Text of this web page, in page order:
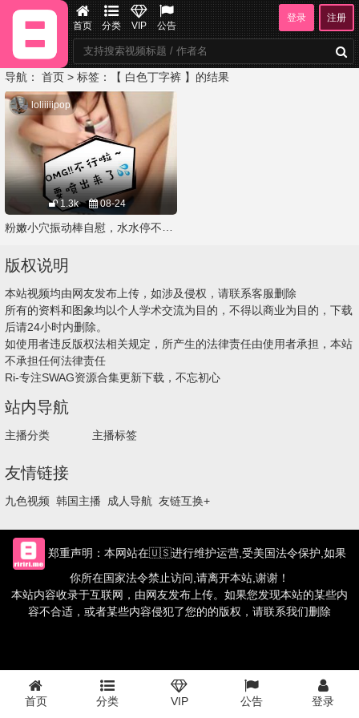
首页 分类 VIP 公告
登录 注册
导航： 首页 > 标签：【 白色丁字裤 】的结果
1.3k 08-24
loliiiiipop
版权说明
本站视频均由网友发布上传，如涉及侵权，请联系客服删除
所有的资料和图象均以个人学术交流为目的，不得以商业为目的，下载
后请24小时内删除。
如使用者违反版权法相关规定，所产生的法律责任由使用者承担，本站
不承担任何法律责任
Ri-专注SWAG资源合集更新下载，不忘初心
站内导航
主播分类 主播标签
友情链接
九色视频 韩国主播 成人导航 友链互换+
郑重声明：本网站在🇺🇸进行维护运营,受美国法令保护,如果
你所在国家法令禁止访问,请离开本站,谢谢！
本站内容收录于互联网，由网友发布上传。如果您发现本站的某些内
容不合适，或者某些内容侵犯了您的的版权，请联系我们删除
首页 分类 VIP 公告 登录